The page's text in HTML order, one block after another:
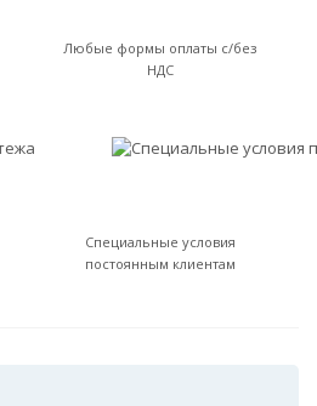
Любые формы оплаты с/без
НДС
Специальные условия
постоянным клиентам